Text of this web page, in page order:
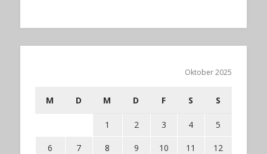
Oktober 2025
M D M D F S S
1 2 3 4 5
6 7 8 9 10 11 12